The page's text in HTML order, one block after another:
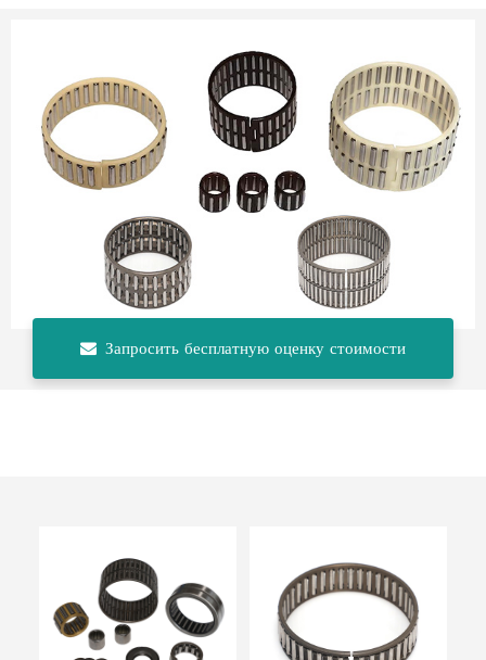
Запросить бесплатную оценку стоимости